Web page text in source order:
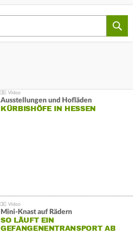
Ausstellungen und Hofläden
KÜRBISHÖFE IN HESSEN
Mini-Knast auf Rädern
SO LÄUFT EIN
GEFANGENENTRANSPORT AB